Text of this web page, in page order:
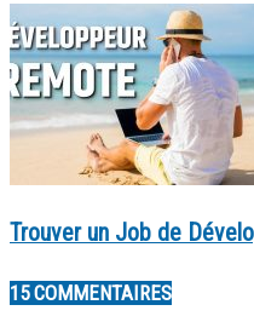
Trouver un Job de
15 COMMENTAIRES